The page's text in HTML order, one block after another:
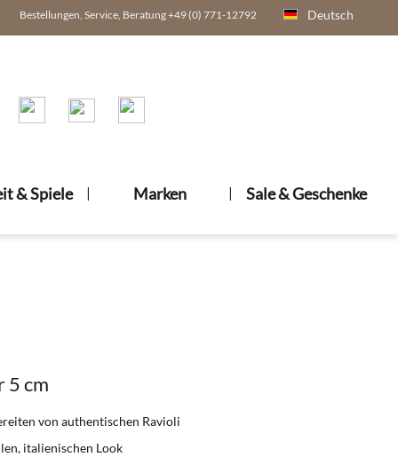
Bestellungen, Service, Beratung +49 (0) 771-12792 Deutsch
& Spiele | Marken | Sale & Geschenke
5 cm
von authentischen Ravioli
italienischen Look